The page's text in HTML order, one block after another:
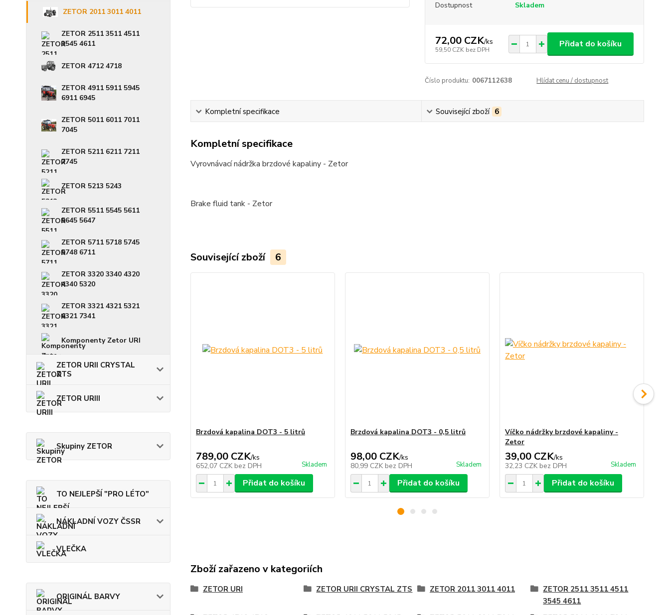
ZETOR 2011 3011 4011
ZETOR 2511 3511 4511
3545 4611
ZETOR 4712 4718
ZETOR 4911 5911 5945
6911 6945
ZETOR 5011 6011 7011
7045
ZETOR 5211 6211 7211
7745
ZETOR 5213 5243
ZETOR 5511 5545 5611
5645 5647
ZETOR 5711 5718 5745
5748 6711
ZETOR 3320 3340 4320
4340 5320
ZETOR 3321 4321 5321
6321 7341
Komponenty Zetor URI
ZETOR URII CRYSTAL
ZTS
ZETOR URIII
Skupiny ZETOR
TO NEJLEPŠÍ "PRO LÉTO"
NÁKLADNÍ VOZY ČSSR
VLEČKA
ORIGINÁL BARVY
Dostupnost Skladem
72,00 CZK/ks
59,50 CZK bez DPH
Přidat do košíku
Číslo produktu: 0067112638 Hlídat cenu / dostupnost
Kompletní specifikace Související zboží 6
Kompletní specifikace
Vyrovnávací nádržka brzdové kapaliny - Zetor
Brake fluid tank - Zetor
Související zboží 6
Brzdová kapalina DOT3 - 5 litrů
789,00 CZK/ks
652,07 CZK bez DPH Skladem
Přidat do košíku
Brzdová kapalina DOT3 - 0,5 litrů
98,00 CZK/ks
80,99 CZK bez DPH Skladem
Přidat do košíku
Víčko nádržky brzdové kapaliny -
Zetor
39,00 CZK/ks
32,23 CZK bez DPH Skladem
Přidat do košíku
Zboží zařazeno v kategoriích
ZETOR URI ZETOR URII CRYSTAL ZTS ZETOR 2011 3011 4011
ZETOR 2511 3511 4511
3545 4611